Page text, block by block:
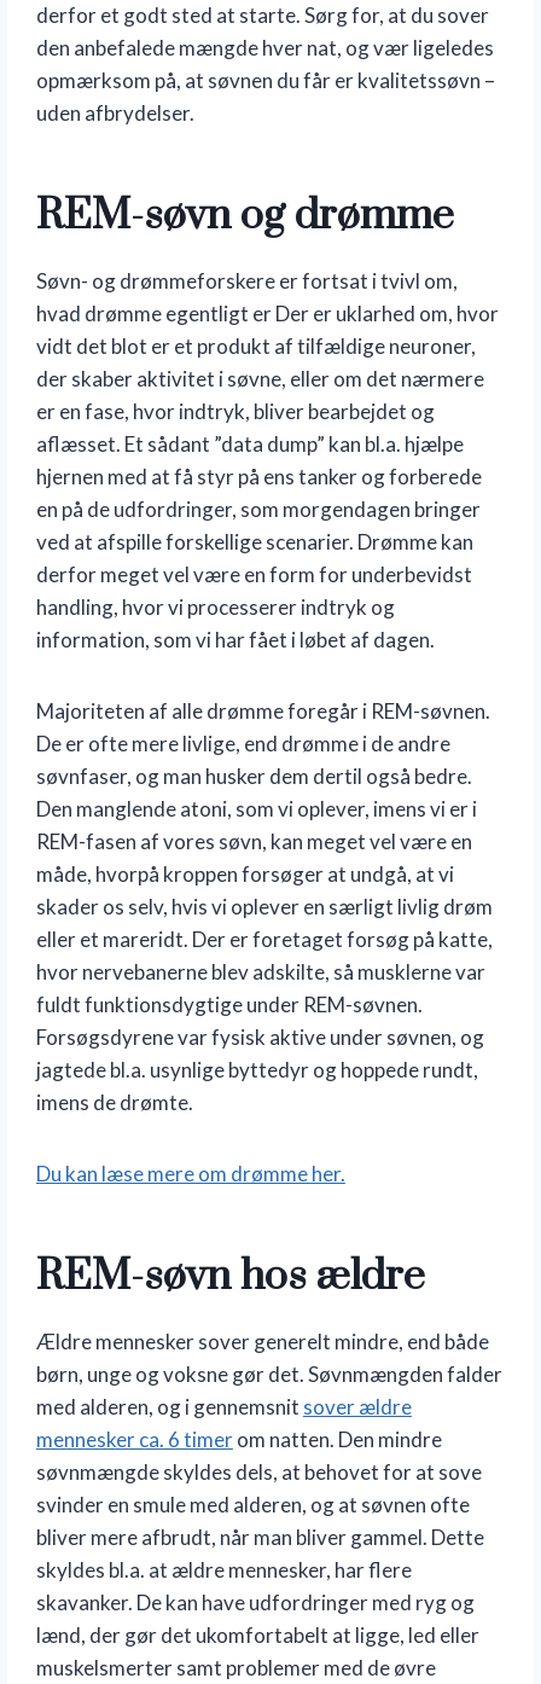
derfor et godt sted at starte. Sørg for, at du sover
den anbefalede mængde hver nat, og vær ligeledes
opmærksom på, at søvnen du får er kvalitetssøvn –
uden afbrydelser.
REM-søvn og drømme
Søvn- og drømmeforskere er fortsat i tvivl om,
hvad drømme egentligt er Der er uklarhed om, hvor
vidt det blot er et produkt af tilfældige neuroner,
der skaber aktivitet i søvne, eller om det nærmere
er en fase, hvor indtryk, bliver bearbejdet og
aflæsset. Et sådant ”data dump” kan bl.a. hjælpe
hjernen med at få styr på ens tanker og forberede
en på de udfordringer, som morgendagen bringer
ved at afspille forskellige scenarier. Drømme kan
derfor meget vel være en form for underbevidst
handling, hvor vi processerer indtryk og
information, som vi har fået i løbet af dagen.
Majoriteten af alle drømme foregår i REM-søvnen.
De er ofte mere livlige, end drømme i de andre
søvnfaser, og man husker dem dertil også bedre.
Den manglende atoni, som vi oplever, imens vi er i
REM-fasen af vores søvn, kan meget vel være en
måde, hvorpå kroppen forsøger at undgå, at vi
skader os selv, hvis vi oplever en særligt livlig drøm
eller et mareridt. Der er foretaget forsøg på katte,
hvor nervebanerne blev adskilte, så musklerne var
fuldt funktionsdygtige under REM-søvnen.
Forsøgsdyrene var fysisk aktive under søvnen, og
jagtede bl.a. usynlige byttedyr og hoppede rundt,
imens de drømte.
Du kan læse mere om drømme her.
REM-søvn hos ældre
Ældre mennesker sover generelt mindre, end både
børn, unge og voksne gør det. Søvnmængden falder
med alderen, og i gennemsnit sover ældre
mennesker ca. 6 timerom natten. Den mindre
søvnmængde skyldes dels, at behovet for at sove
svinder en smule med alderen, og at søvnen ofte
bliver mere afbrudt, når man bliver gammel. Dette
skyldes bl.a. at ældre mennesker, har flere
skavanker. De kan have udfordringer med ryg og
lænd, der gør det ukomfortabelt at ligge, led eller
muskelsmerter samt problemer med de øvre